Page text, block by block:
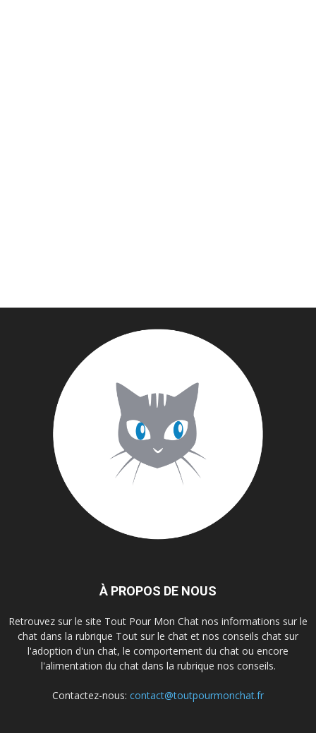
À PROPOS DE NOUS
Retrouvez sur le site Tout Pour Mon Chat nos informations sur le
chat dans la rubrique Tout sur le chat et nos conseils chat sur
l'adoption d'un chat, le comportement du chat ou encore
l'alimentation du chat dans la rubrique nos conseils.
Contactez-nous: contact@toutpourmonchat.fr